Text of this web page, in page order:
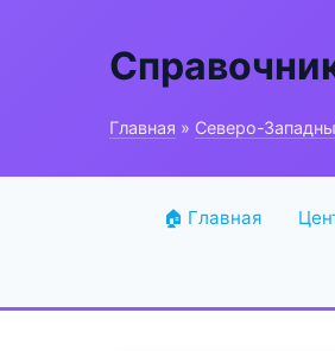
Главная » Северо-
🏠 Главная